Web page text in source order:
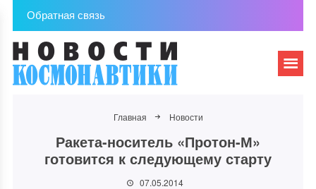
Обратная связь
Главная Новости
Ракета-носитель «Протон-М»
готовится к следующему старту
07.05.2014